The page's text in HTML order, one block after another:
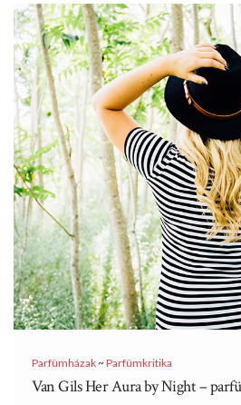
Parfümházak~Parfümkritika
Van Gils Her Aura by Night –